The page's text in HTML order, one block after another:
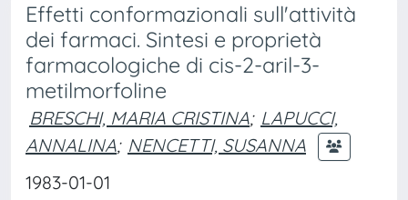
Effetti conformazionali sull'attività
dei farmaci. Sintesi e proprietà
farmacologiche di cis-2-aril-3-
metilmorfoline
BRESCHI, MARIA CRISTINA; LAPUCCI,
ANNALINA; NENCETTI, SUSANNA
1983-01-01